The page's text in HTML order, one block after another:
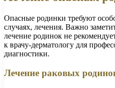
Опасные родинки требуют
случаях, лечения. Важно
лечение родинок не
к врачу-дерматологу для
диагностики.
Лечение раковых